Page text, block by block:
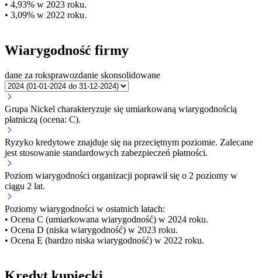
• 4,93% w 2023 roku.
• 3,09% w 2022 roku.
Wiarygodność firmy
dane za roksprawozdanie skonsolidowane
Grupa Nickel charakteryzuje się umiarkowaną wiarygodnością
płatniczą (ocena: C).
Ryzyko kredytowe znajduje się na przeciętnym poziomie. Zalecane
jest stosowanie standardowych zabezpieczeń płatności.
Poziom wiarygodności organizacji poprawił się o 2 poziomy w
ciągu 2 lat.
Poziomy wiarygodności w ostatnich latach:
• Ocena C (umiarkowana wiarygodność) w 2024 roku.
• Ocena D (niska wiarygodność) w 2023 roku.
• Ocena E (bardzo niska wiarygodność) w 2022 roku.